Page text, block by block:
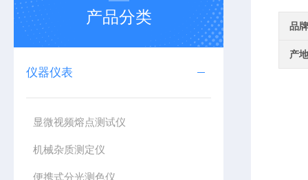
产品分类
仪器仪表
显微视频熔点测试仪
机械杂质测定仪
便携式分光测色仪
品牌
产